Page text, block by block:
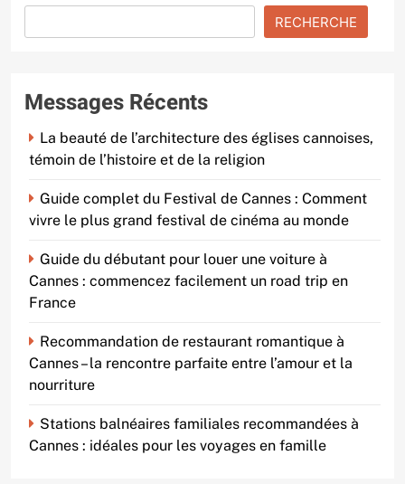
RECHERCHE
Messages Récents
La beauté de l’architecture des églises cannoises,
témoin de l’histoire et de la religion
Guide complet du Festival de Cannes : Comment
vivre le plus grand festival de cinéma au monde
Guide du débutant pour louer une voiture à
Cannes : commencez facilement un road trip en
France
Recommandation de restaurant romantique à
Cannes – la rencontre parfaite entre l’amour et la
nourriture
Stations balnéaires familiales recommandées à
Cannes : idéales pour les voyages en famille